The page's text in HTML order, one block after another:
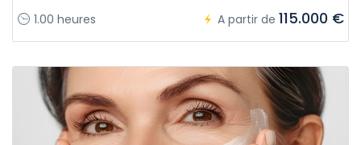
1.00 heures A partir de 115.000 €